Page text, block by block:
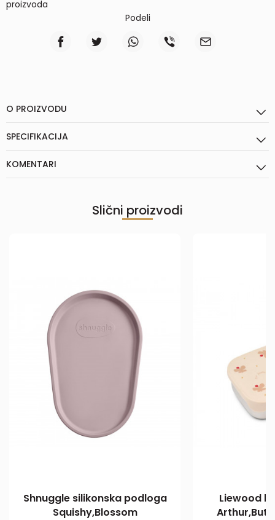
proizvoda
Podeli
O PROIZVODU
SPECIFIKACIJA
KOMENTARI
Slični proizvodi
Shnuggle silikonska podloga
Squishy,Blossom
Liewood